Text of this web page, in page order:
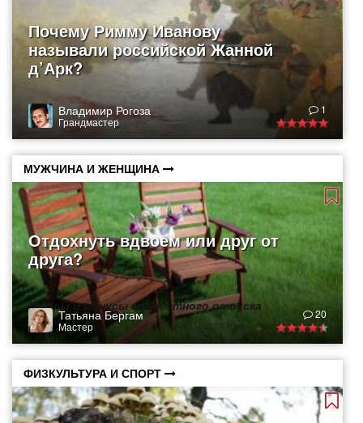
Почему Римму Иванову
называли российской Жанной
д’Арк?
Владимир Рогоза
Грандмастер
1
МУЖЧИНА И ЖЕНЩИНА
Отдохнуть вдвоем или друг от
друга?
Плюсы и минусы совместного отпуска
Татьяна Бергам
Мастер
20
ФИЗКУЛЬТУРА И СПОРТ